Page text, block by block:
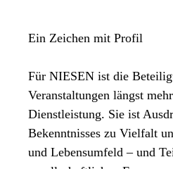
Ein Zeichen mit Profil
Für NIESEN ist die
Veranstaltungen längst
Dienstleistung. Sie ist
Bekenntnisses zu Vielfalt
und Lebensumfeld – und